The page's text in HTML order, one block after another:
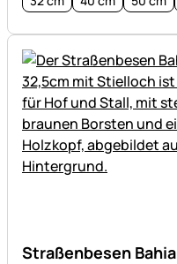
Straßenbesen